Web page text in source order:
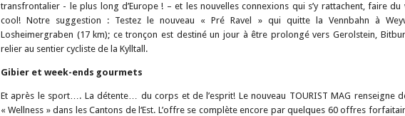
transfrontalier - le plus long d’Europe ! – et les nouvelles connexions qui s’y rattachent, faire
cool! Notre suggestion : Testez le nouveau « Pré Ravel » qui quitte la Vennbahn à
Losheimergraben (17 km); ce tronçon est destiné un jour à être prolongé vers Gerolstein,
relier au sentier cycliste de la Kylltall.
Gibier et week-ends gourmets
Et après le sport…. La détente… du corps et de l’esprit! Le nouveau TOURIST MAG renseigne
« Wellness » dans les Cantons de l‘Est. L’offre se complète encore par quelques 60 offres